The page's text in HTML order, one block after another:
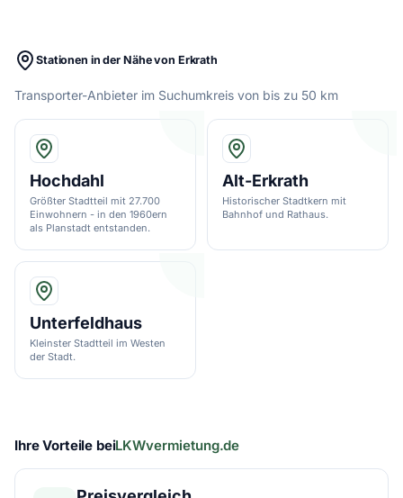
Stationen in der Nähe von Erkrath
Transporter-Anbieter im Suchumkreis von bis zu 50 km
Hochdahl
Größter Stadtteil mit 27.700
Einwohnern - in den 1960ern
als Planstadt entstanden.
Alt-Erkrath
Historischer Stadtkern mit
Bahnhof und Rathaus.
Unterfeldhaus
Kleinster Stadtteil im Westen
der Stadt.
Ihre Vorteile beiLKWvermietung.de